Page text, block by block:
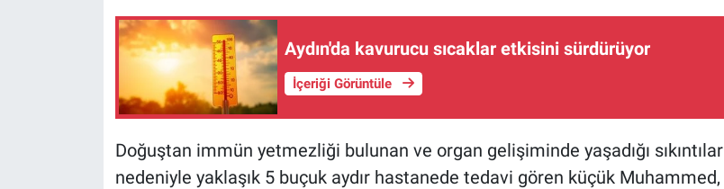
Aydın'da kavurucu sıcaklar etkisini sürdürüyor
İçeriği Görüntüle
Doğuştan immün yetmezliği bulunan ve organ gelişiminde yaşadığı sıkıntılar
nedeniyle yaklaşık 5 buçuk aydır hastanede tedavi gören küçük Muhammed,